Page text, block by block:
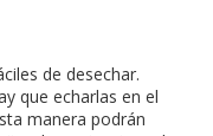
de desechar.
que echarlas en el
manera podrán